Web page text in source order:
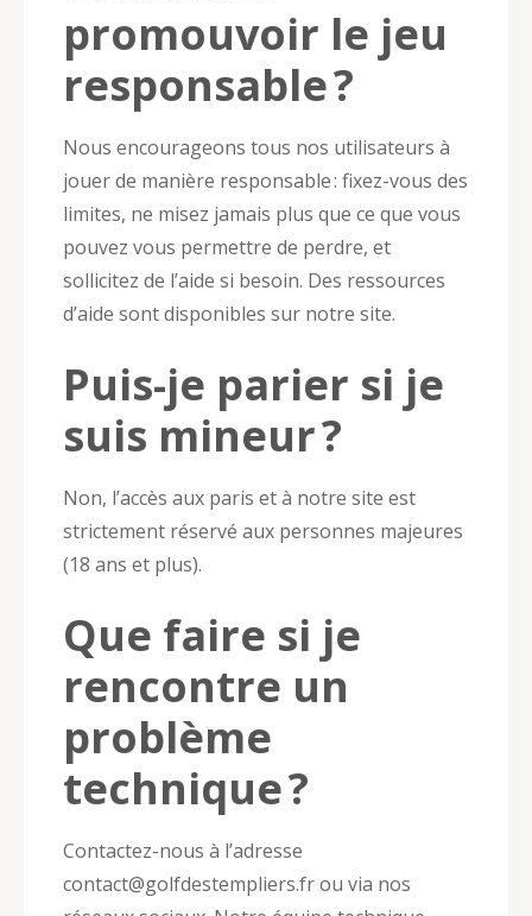
promouvoir le jeu
responsable ?
Nous encourageons tous nos utilisateurs à
jouer de manière responsable : fixez-vous des
limites, ne misez jamais plus que ce que vous
pouvez vous permettre de perdre, et
sollicitez de l’aide si besoin. Des ressources
d’aide sont disponibles sur notre site.
Puis-je parier si je
suis mineur ?
Non, l’accès aux paris et à notre site est
strictement réservé aux personnes majeures
(18 ans et plus).
Que faire si je
rencontre un
problème
technique ?
Contactez-nous à l’adresse
contact@golfdestempliers.frou via nos